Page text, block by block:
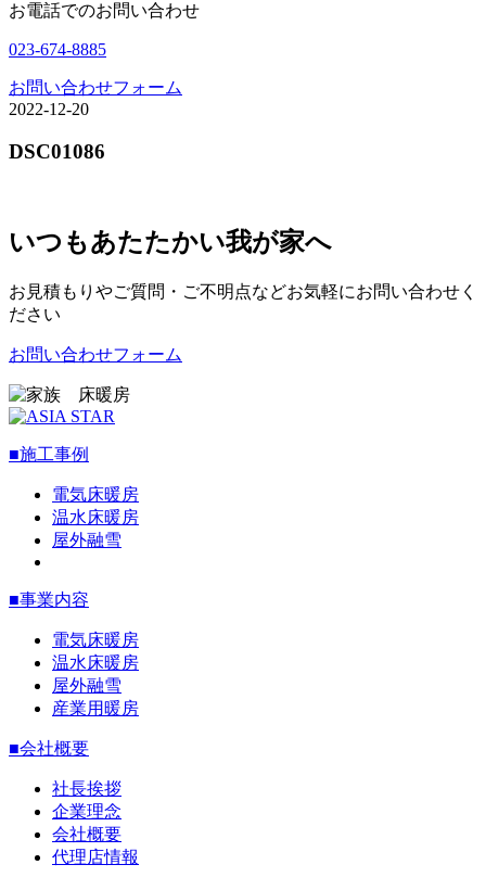
お電話でのお問い合わせ
023-674-8885
お問い合わせフォーム
2022-12-20
DSC01086
いつもあたたかい我が家へ
お見積もりやご質問・ご不明点などお気軽にお問い合わせく
ださい
お問い合わせフォーム
■施工事例
電気床暖房
温水床暖房
屋外融雪
■事業内容
電気床暖房
温水床暖房
屋外融雪
産業用暖房
■会社概要
社長挨拶
企業理念
会社概要
代理店情報